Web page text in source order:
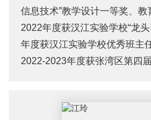
信息技术”教学设计一等奖、
2022年度获汉江实验学校“龙
年度获汉江实验学校优秀班主
2022-2023年度获张湾区第四